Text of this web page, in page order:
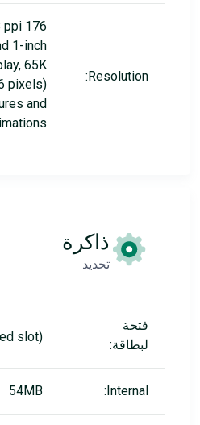
Resolution:
ppi
1-inch
65K
pixels)
and
ذاكرة
تحديد
فتحة
لبطاقة:
slot)
Internal:
54MB